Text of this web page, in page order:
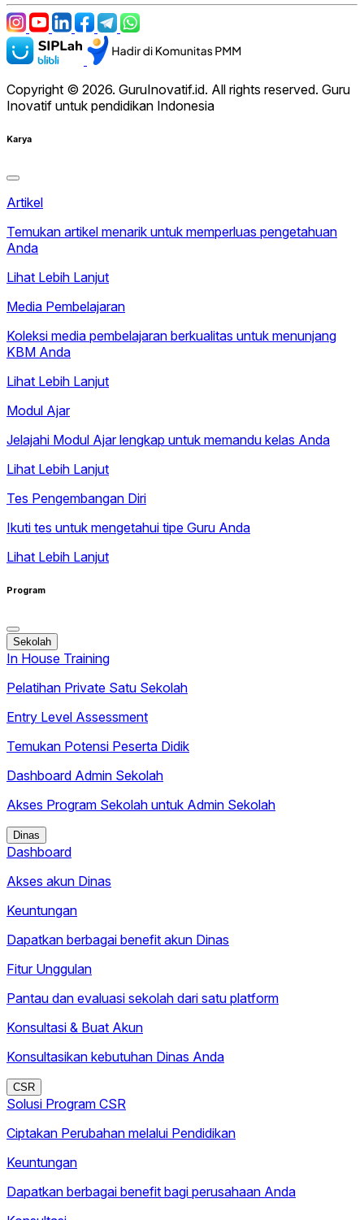
Copyright © 2026. GuruInovatif.id. All rights reserved. Guru
Inovatif untuk pendidikan Indonesia
Karya
Artikel
Temukan artikel menarik untuk memperluas pengetahuan
Anda
Lihat Lebih Lanjut
Media Pembelajaran
Koleksi media pembelajaran berkualitas untuk menunjang
KBM Anda
Lihat Lebih Lanjut
Modul Ajar
Jelajahi Modul Ajar lengkap untuk memandu kelas Anda
Lihat Lebih Lanjut
Tes Pengembangan Diri
Ikuti tes untuk mengetahui tipe Guru Anda
Lihat Lebih Lanjut
Program
Sekolah
In House Training
Pelatihan Private Satu Sekolah
Entry Level Assessment
Temukan Potensi Peserta Didik
Dashboard Admin Sekolah
Akses Program Sekolah untuk Admin Sekolah
Dinas
Dashboard
Akses akun Dinas
Keuntungan
Dapatkan berbagai benefit akun Dinas
Fitur Unggulan
Pantau dan evaluasi sekolah dari satu platform
Konsultasi & Buat Akun
Konsultasikan kebutuhan Dinas Anda
CSR
Solusi Program CSR
Ciptakan Perubahan melalui Pendidikan
Keuntungan
Dapatkan berbagai benefit bagi perusahaan Anda